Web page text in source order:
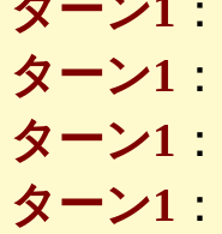
ターン1 ：
ターン1 ：
ターン1 ：